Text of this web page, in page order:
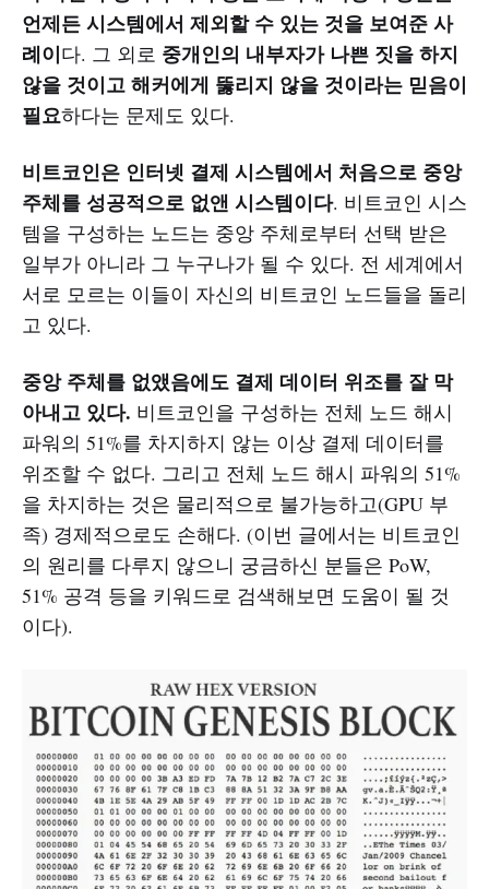
언제든 시스템에서 제외할 수 있는 것을 보여준 사
례이다. 그 외로 중개인의 내부자가 나쁜 짓을 하지
않을 것이고 해커에게 뚫리지 않을 것이라는 믿음이
필요하다는 문제도 있다.
비트코인은 인터넷 결제 시스템에서 처음으로 중앙
주체를 성공적으로 없앤 시스템이다. 비트코인 시스
템을 구성하는 노드는 중앙 주체로부터 선택 받은
일부가 아니라 그 누구나가 될 수 있다. 전 세계에서
서로 모르는 이들이 자신의 비트코인 노드들을 돌리
고 있다.
중앙 주체를 없앴음에도 결제 데이터 위조를 잘 막
아내고 있다. 비트코인을 구성하는 전체 노드 해시
파워의 51%를 차지하지 않는 이상 결제 데이터를
위조할 수 없다. 그리고 전체 노드 해시 파워의 51%
을 차지하는 것은 물리적으로 불가능하고(GPU 부
족) 경제적으로도 손해다. (이번 글에서는 비트코인
의 원리를 다루지 않으니 궁금하신 분들은 PoW,
51% 공격 등을 키워드로 검색해보면 도움이 될 것
이다).